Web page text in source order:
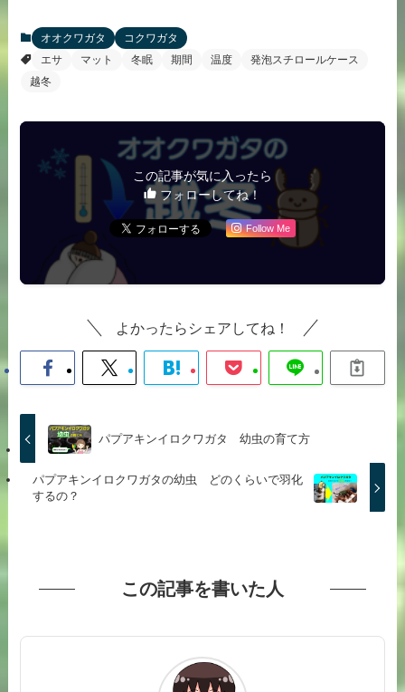
オオクワガタ
コクワガタ
エサ
マット 冬眠 期間 温度
発泡スチロールケース
越冬
この記事が気に入ったら
フォローしてね！
Follow Me
よかったらシェアしてね！
パプアキンイロクワガタ 幼虫の育て方
パプアキンイロクワガタの幼虫 どのくらいで羽化
するの？
この記事を書いた人